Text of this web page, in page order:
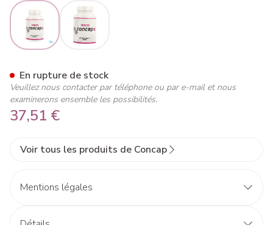
View larger imageView larger image
37,51 €
En rupture de stock
Veuillez nous contacter par téléphone ou par e-mail et nous
examinerons ensemble les possibilités.
Voir tous les produits de Concap
Mentions légales